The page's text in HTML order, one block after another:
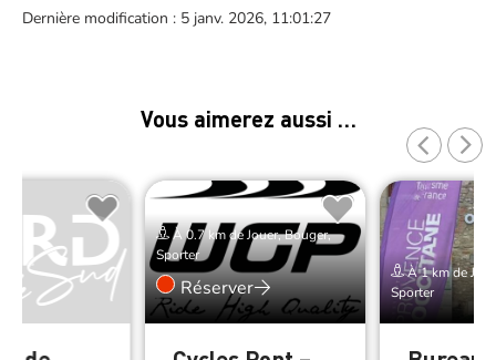
Dernière modification : 5 janv. 2026, 11:01:27
Vous aimerez aussi …
À 0.7 km de Jouer, Bouger,
Sporter
Réserver
À 1 km de
Sporter